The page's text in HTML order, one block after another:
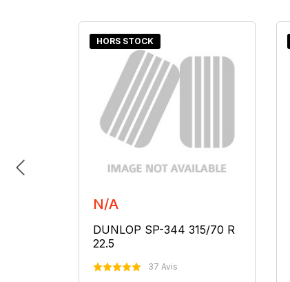
HORS STOCK
N/A
DUNLOP SP-344 315/70 R
22.5
37 Avis